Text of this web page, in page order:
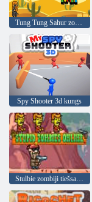
Tung Tung Sahur zombijs
Spy Shooter 3d kungs
Stulbie zombiji tiešsaistē